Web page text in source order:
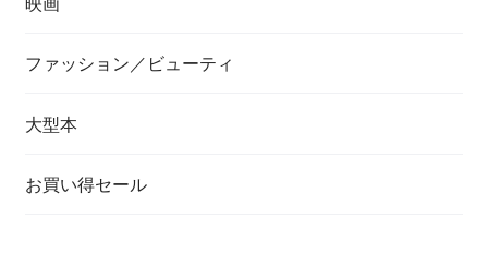
ファッション／ビューティ
大型本
お買い得セール